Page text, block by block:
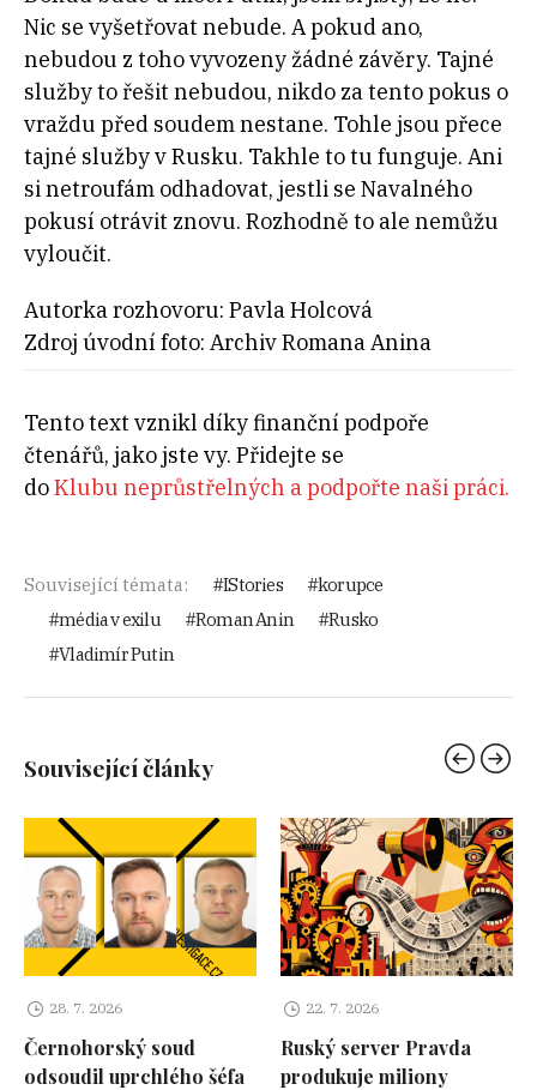
Nic se vyšetřovat nebude. A pokud ano,
nebudou z toho vyvozeny žádné závěry. Tajné
služby to řešit nebudou, nikdo za tento pokus o
vraždu před soudem nestane. Tohle jsou přece
tajné služby v Rusku. Takhle to tu funguje. Ani
si netroufám odhadovat, jestli se Navalného
pokusí otrávit znovu. Rozhodně to ale nemůžu
vyloučit.
Autorka rozhovoru: Pavla Holcová
Zdroj úvodní foto: Archiv Romana Anina
Tento text vznikl díky finanční podpoře
čtenářů, jako jste vy. Přidejte se
doKlubu neprůstřelných a podpořte naši práci.
Související témata: IStories
korupce
média v exilu
Roman Anin
Rusko
Vladimír Putin
Související články
28. 7. 2026
Černohorský soud
odsoudil uprchlého šéfa
22. 7. 2026
Ruský server Pravda
produkuje miliony